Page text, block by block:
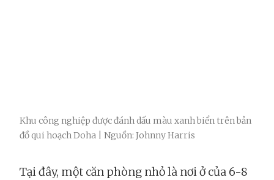
Khu công nghiệp được đánh dấu màu xanh biển trên bản
đồ qui hoạch Doha | Nguồn: Johnny Harris
Tại đây, một căn phòng nhỏ là nơi ở của 6-8